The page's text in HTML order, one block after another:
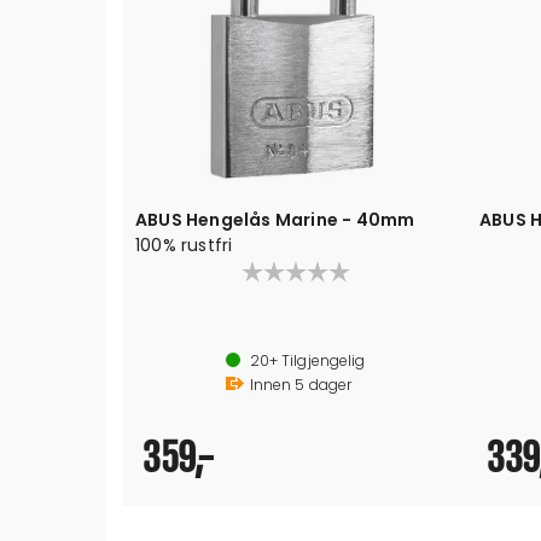
ABUS Hengelås Marine - 40mm
100% rustfri
20+Tilgjengelig
Innen 5 dager
359,-
ABUS